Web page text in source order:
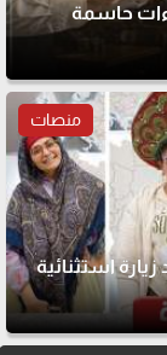
حاسمة
منصات
استثنائية